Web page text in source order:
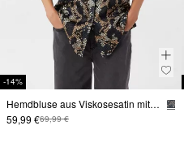
-14%
Hemdbluse aus Viskosesatin mit Animal-Print
59,99 €69,99 €